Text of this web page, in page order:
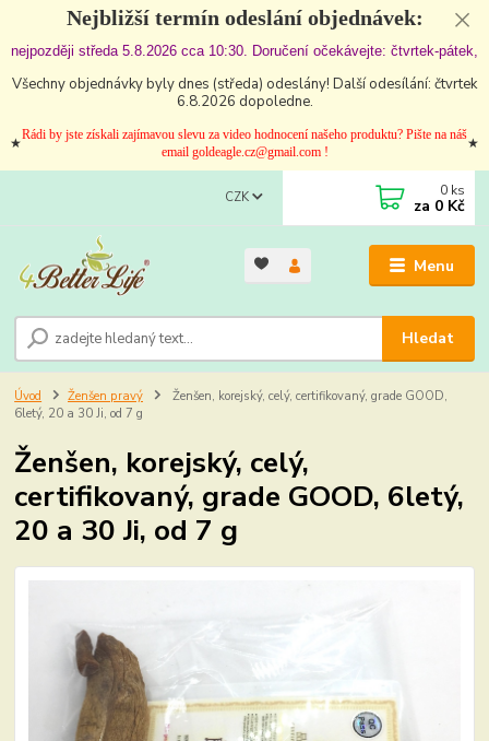
Nejbližší termín odeslání objednávek:
nejpozději středa 5.8.2026 cca 10:30. Doručení očekávejte: čtvrtek-pátek,
Všechny objednávky byly dnes (středa) odeslány! Další odesílání: čtvrtek
6.8.2026 dopoledne.
★Rádi by jste získali zajímavou slevu za video hodnocení našeho produktu? Pište na náš
email goldeagle.cz@gmail.com !
★
Menu
CZK
Hledat
0 ks
za 0 Kč
Úvod Ženšen pravý
Ženšen, korejský, celý, certifikovaný, grade GOOD,
6letý, 20 a 30 Ji, od 7 g
Ženšen, korejský, celý,
certifikovaný, grade GOOD, 6letý,
20 a 30 Ji, od 7 g